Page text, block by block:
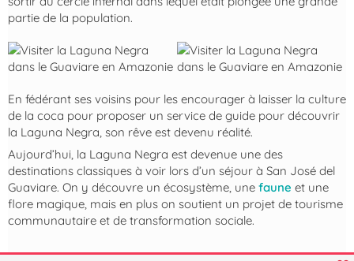
partie de la population.
En fédérant ses voisins pour les encourager à laisser la culture
de la coca pour proposer un service de guide pour découvrir
la Laguna Negra, son rêve est devenu réalité.
Aujourd’hui, la Laguna Negra est devenue une des
destinations classiques à voir lors d’un séjour à San José del
Guaviare. On y découvre un écosystème, une faune et une
flore magique, mais en plus on soutient un projet de tourisme
communautaire et de transformation sociale.